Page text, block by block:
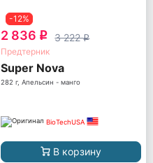
-12%
2 836 q 3 222q
Предтерник
Super Nova
282 г, Апельсин - манго
BioTechUSA
В корзину